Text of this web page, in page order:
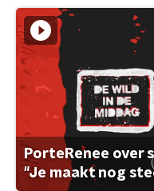
PorteRenee over
"Je maakt nog